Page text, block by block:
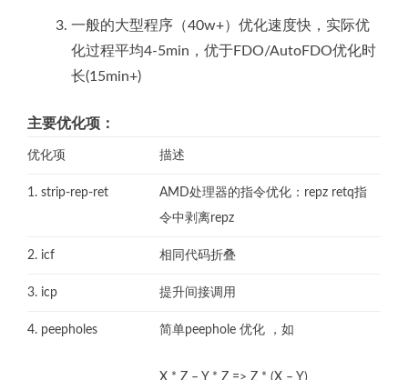
一般的大型程序（40w+）优化速度快，实际优
化过程平均4-5min，优于FDO/AutoFDO优化时
长(15min+)
主要优化项：
优化项 描述
1. strip-rep-ret
AMD处理器的指令优化：repz retq指
令中剥离repz
2. icf 相同代码折叠
3. icp 提升间接调用
4. peepholes 简单peephole 优化 ，如